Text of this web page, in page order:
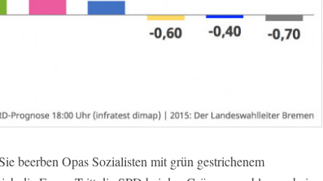
beerben Opas Sozialisten mit grün gestrichenem